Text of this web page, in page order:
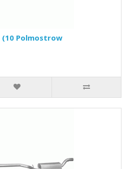
Polmostrow